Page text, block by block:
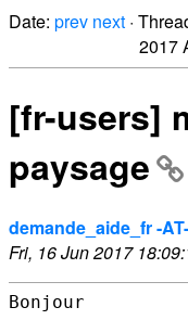
Date: prev next ·
2017
[fr-users]
paysage
demande_aide_fr -
Fri, 16 Jun 2017
Bonjour